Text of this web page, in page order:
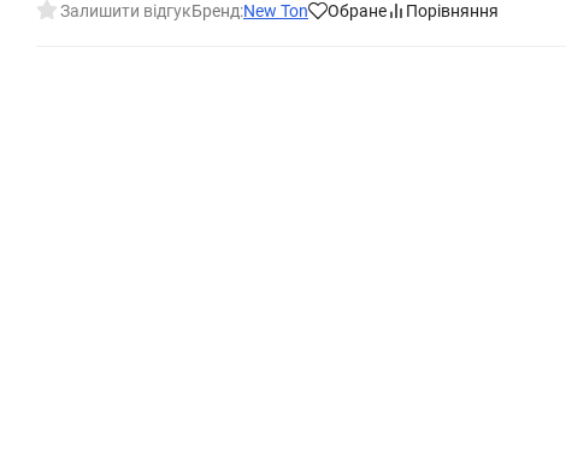
Залишити відгукБренд:New Ton Обране Порівняння